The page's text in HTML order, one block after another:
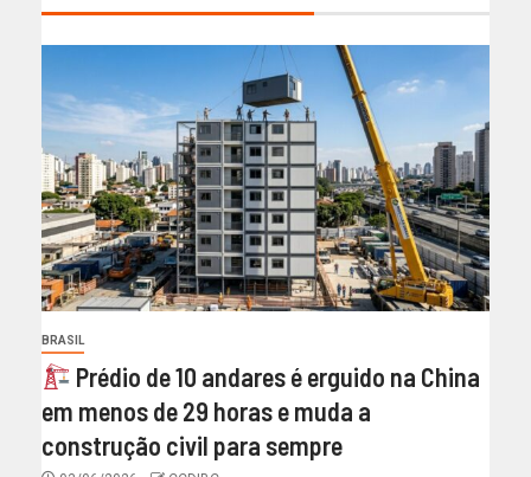
BRASIL
Prédio de 10 andares é erguido na China
em menos de 29 horas e muda a
construção civil para sempre